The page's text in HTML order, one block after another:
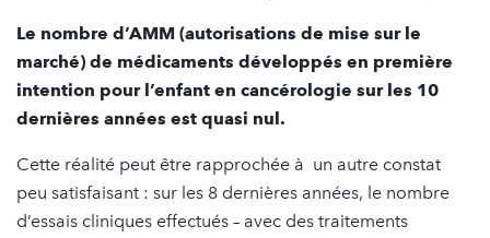
Le nombre d’AMM (autorisations de mise sur le
marché) de médicaments développés en première
intention pour l’enfant en cancérologie sur les 10
dernières années est quasi nul.
Cette réalité peut être rapprochée à un autre constat
peu satisfaisant : sur les 8 dernières années, le nombre
d’essais cliniques effectués – avec des traitements